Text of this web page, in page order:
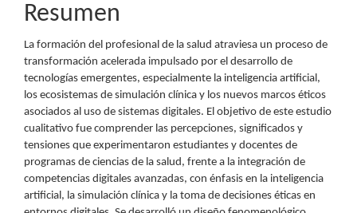
Resumen
La formación del profesional de la salud atraviesa un proceso de
transformación acelerada impulsado por el desarrollo de
tecnologías emergentes, especialmente la inteligencia artificial,
los ecosistemas de simulación clínica y los nuevos marcos éticos
asociados al uso de sistemas digitales. El objetivo de este estudio
cualitativo fue comprender las percepciones, significados y
tensiones que experimentaron estudiantes y docentes de
programas de ciencias de la salud, frente a la integración de
competencias digitales avanzadas, con énfasis en la inteligencia
artificial, la simulación clínica y la toma de decisiones éticas en